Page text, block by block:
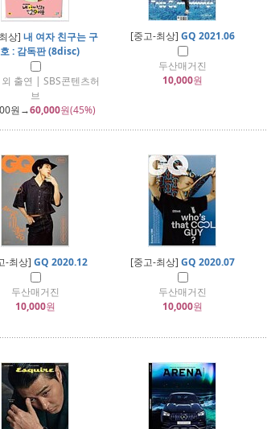
상] 내 여자 친구는 구
: 감독판 (8disc)
출연 | SBS콘텐츠허
브
원→60,000원(45%)
[중고-최상] GQ 2021.06
두산매거진
10,000원
-최상] GQ 2020.12
두산매거진
10,000원
[중고-최상] GQ 2020.07
두산매거진
10,000원